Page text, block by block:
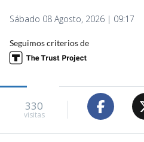
Sábado 08 Agosto, 2026 | 09:17
Seguimos criterios de
330
visitas